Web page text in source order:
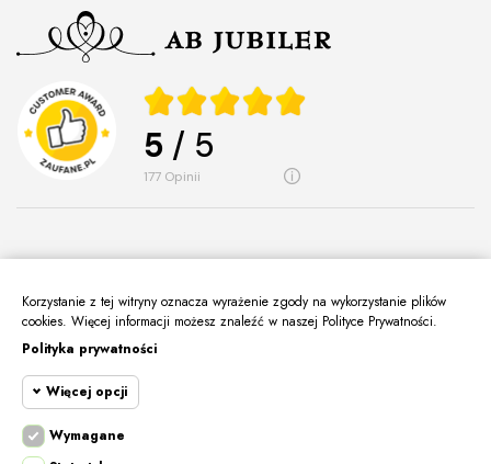
5 / 5
177 opinii
O Nas
Informacje
Moje Konto
Kontakt
Korzystanie z tej witryny oznacza wyrażenie zgody na wykorzystanie plików
cookies. Więcej informacji możesz znaleźć w naszej Polityce Prywatności.
Polityka prywatności
Więcej opcji
Wymagane
Wymagane